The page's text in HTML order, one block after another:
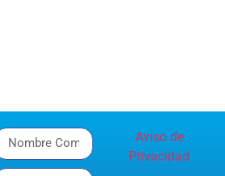
Aviso de
Privacidad